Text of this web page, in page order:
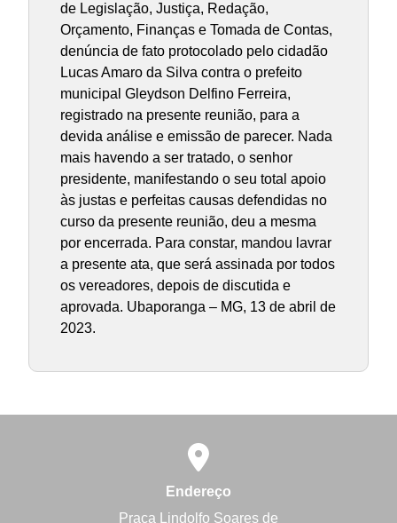
de Legislação, Justiça, Redação,
Orçamento, Finanças e Tomada de Contas,
denúncia de fato protocolado pelo cidadão
Lucas Amaro da Silva contra o prefeito
municipal Gleydson Delfino Ferreira,
registrado na presente reunião, para a
devida análise e emissão de parecer. Nada
mais havendo a ser tratado, o senhor
presidente, manifestando o seu total apoio
às justas e perfeitas causas defendidas no
curso da presente reunião, deu a mesma
por encerrada. Para constar, mandou lavrar
a presente ata, que será assinada por todos
os vereadores, depois de discutida e
aprovada. Ubaporanga – MG, 13 de abril de
2023.
Endereço
Praça Lindolfo Soares de